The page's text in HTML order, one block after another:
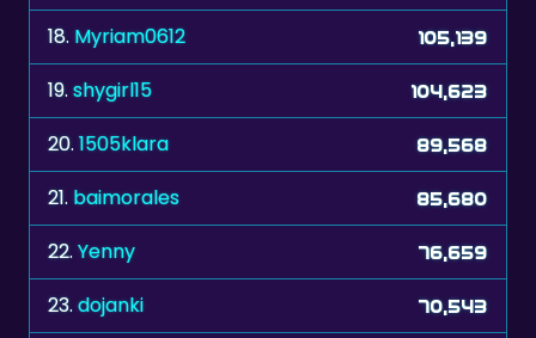
19. shygirl15 104,623
20.1505klara 89,568
21. baimorales 85,680
22.Yenny 76,659
23. dojanki 70,543
24.Herciteri 70,408